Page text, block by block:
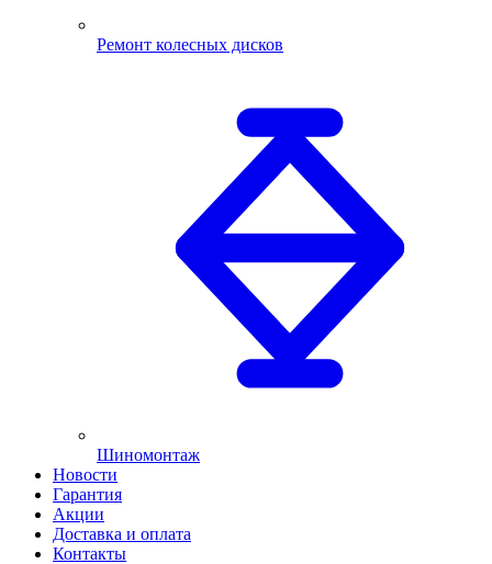
Ремонт колесных дисков
Шиномонтаж
Новости
Гарантия
Акции
Доставка и оплата
Контакты